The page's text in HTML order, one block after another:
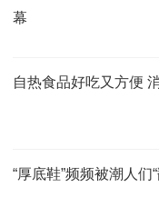
幕
自热食品好吃又方便
“厚底鞋”频频被潮人